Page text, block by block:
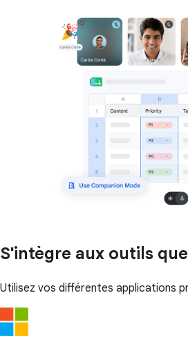
S'intègre aux outils
Utilisez vos différentes applications